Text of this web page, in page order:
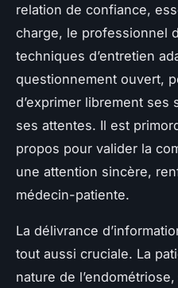
relation de confiance,
charge, le professionnel
techniques d’entretien
questionnement ouvert,
d’exprimer librement
ses attentes. Il est
propos pour valider la
une attention sincère,
médecin-patiente.
La délivrance
tout aussi cruciale. La
nature de